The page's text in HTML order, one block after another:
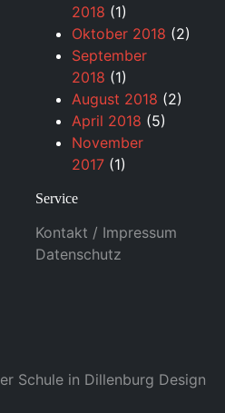
2018 (1)
Oktober 2018 (2)
September
2018 (1)
August 2018 (2)
April 2018 (5)
November
2017 (1)
Service
Kontakt / Impressum
Datenschutz
Schule in Dillenburg Design